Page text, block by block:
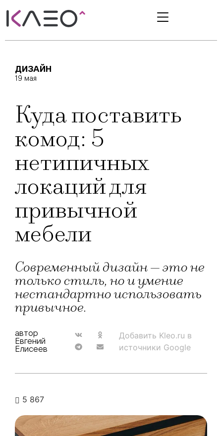
ДИЗАЙН
19 мая
Куда поставить
комод: 5
нетипичных
локаций для
привычной
мебели
Современный дизайн — это не
только стиль, но и умение
нестандартно использовать
привычное.
автор
Евгений
Елисеев
Добавить Kleo.ru в
источники Google
5 867